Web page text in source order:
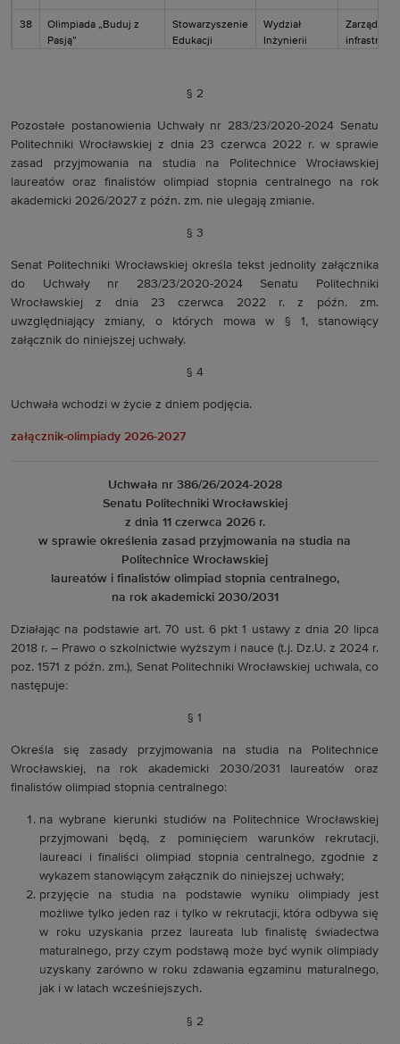
38
Olimpiada „Buduj z
Pasją”
Stowarzyszenie
Edukacji
Wydział
Inżynierii
§ 2
Pozostałe postanowienia Uchwały nr 283/23/2020-2024 Senatu
Politechniki Wrocławskiej z dnia 23 czerwca 2022 r. w sprawie
zasad przyjmowania na studia na Politechnice Wrocławskiej
laureatów oraz finalistów olimpiad stopnia centralnego na rok
akademicki 2026/2027 z późn. zm. nie ulegają zmianie.
§ 3
Senat Politechniki Wrocławskiej określa tekst jednolity załącznika
do Uchwały nr 283/23/2020-2024 Senatu Politechniki
Wrocławskiej z dnia 23 czerwca 2022 r. z późn. zm.
uwzględniający zmiany, o których mowa w § 1, stanowiący
załącznik do niniejszej uchwały.
§ 4
Uchwała wchodzi w życie z dniem podjęcia.
załącznik-olimpiady 2026-2027
Uchwała nr 386/26/2024-2028
Senatu Politechniki Wrocławskiej
z dnia 11 czerwca 2026 r.
w sprawie określenia zasad przyjmowania na studia na
Politechnice Wrocławskiej
laureatów i finalistów olimpiad stopnia centralnego,
na rok akademicki 2030/2031
Działając na podstawie art. 70 ust. 6 pkt 1 ustawy z dnia 20 lipca
2018 r. – Prawo o szkolnictwie wyższym i nauce (t.j. Dz.U. z 2024 r.
poz. 1571 z późn. zm.), Senat Politechniki Wrocławskiej uchwala, co
następuje:
§ 1
Określa się zasady przyjmowania na studia na Politechnice
Wrocławskiej, na rok akademicki 2030/2031 laureatów oraz
finalistów olimpiad stopnia centralnego:
na wybrane kierunki studiów na Politechnice Wrocławskiej
przyjmowani będą, z pominięciem warunków rekrutacji,
laureaci i finaliści olimpiad stopnia centralnego, zgodnie z
wykazem stanowiącym załącznik do niniejszej uchwały;
przyjęcie na studia na podstawie wyniku olimpiady jest
możliwe tylko jeden raz i tylko w rekrutacji, która odbywa się
w roku uzyskania przez laureata lub finalistę świadectwa
maturalnego, przy czym podstawą może być wynik olimpiady
uzyskany zarówno w roku zdawania egzaminu maturalnego,
jak i w latach wcześniejszych.
§ 2